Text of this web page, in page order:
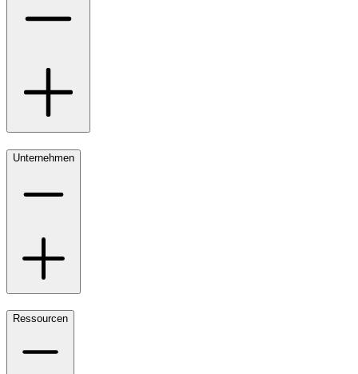
Unternehmen
Ressourcen